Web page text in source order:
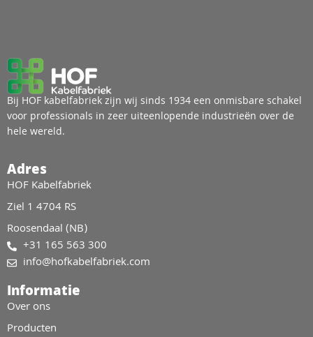
Bij HOF kabelfabriek zijn wij sinds 1934 een onmisbare schakel
voor professionals in zeer uiteenlopende industrieën over de
hele wereld.
Adres
HOF Kabelfabriek
Ziel 1 4704 RS
Roosendaal (NB)
+31 165 563 300
info@hofkabelfabriek.com
Informatie
Over ons
Producten